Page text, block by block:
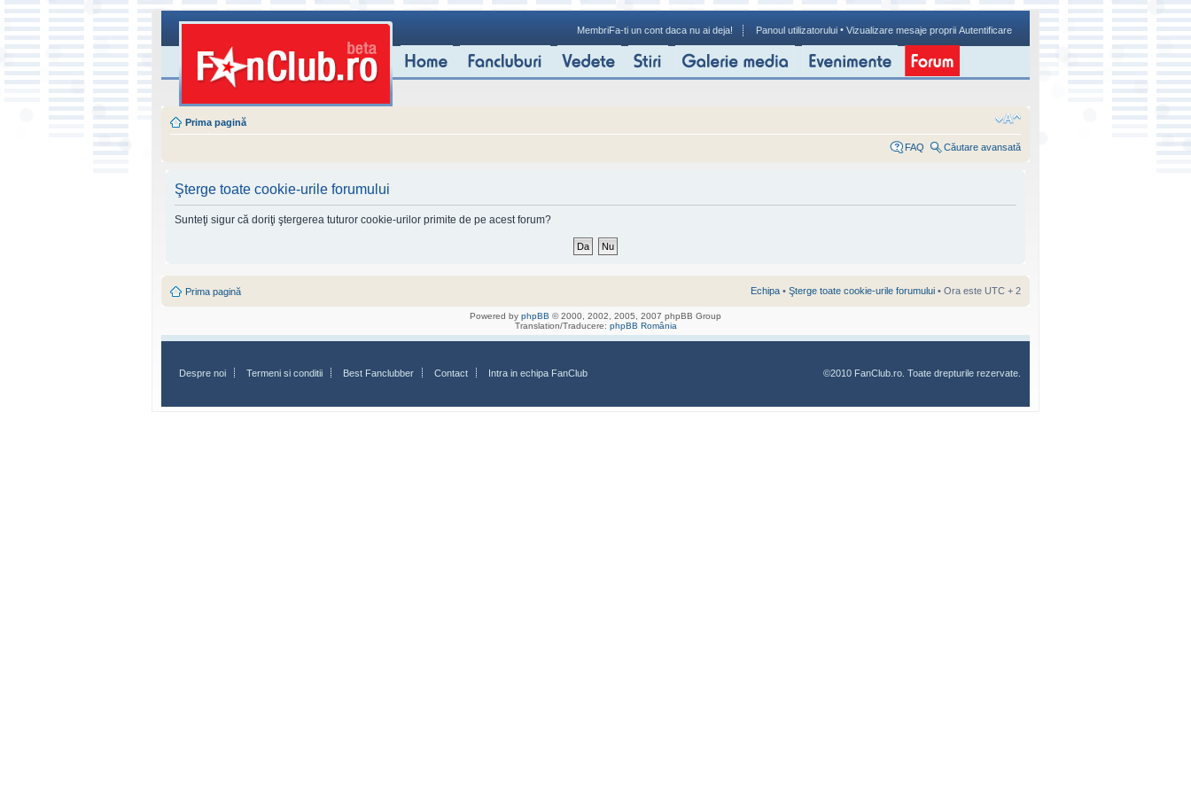
MembriFa-ti un cont daca nu ai deja! Panoul utilizatorului • Vizualizare mesaje proprii Autentificare
Prima pagină
FAQ Căutare avansată
Şterge toate cookie-urile forumului
Sunteţi sigur că doriţi ştergerea tuturor cookie-urilor primite de pe acest forum?
Prima pagină Echipa • Şterge toate cookie-urile forumului • Ora este UTC + 2
Powered by phpBB © 2000, 2002, 2005, 2007 phpBB Group
Translation/Traducere: phpBB România
Despre noi Termeni si conditii Best Fanclubber Contact Intra in echipa FanClub ©2010 FanClub.ro. Toate drepturile rezervate.